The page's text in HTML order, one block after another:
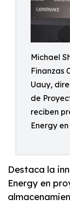
Michael
Finanzas
Uauy,
de
reciben
Energy
Destaca la
Energy en